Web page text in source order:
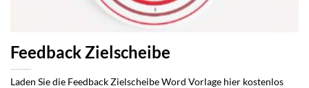
Feedback Zielscheibe
Laden Sie die Feedback Zielscheibe Word Vorlage hier kostenlos